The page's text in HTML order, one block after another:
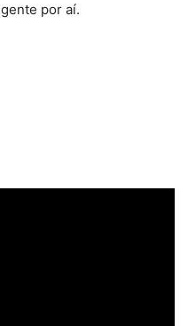
por aí.